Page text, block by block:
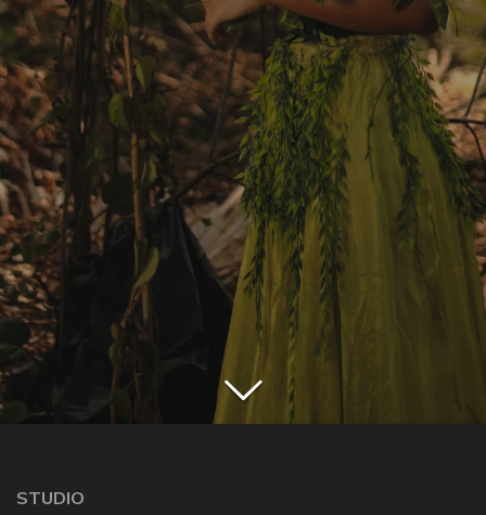
STUDIO